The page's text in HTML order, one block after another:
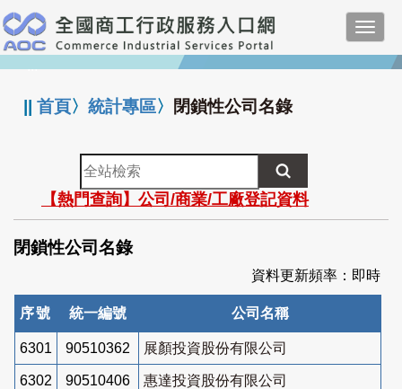
跳
到
主
要
:::
||首頁〉統計專區〉 閉鎖性公司名錄
全
站
檢
索
【熱門查詢】公司/商業/工廠登記資料
閉鎖性公司名錄
資料更新頻率：即時
序號 統一編號 公司名稱
6301 90510362 展顏投資股份有限公司
6302 90510406 惠達投資股份有限公司